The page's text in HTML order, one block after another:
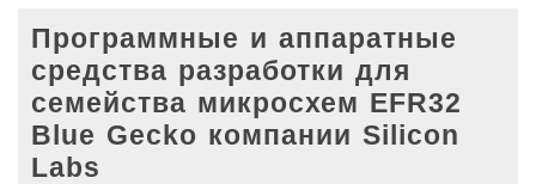
Программные и аппаратные
средства разработки для
семейства микросхем EFR32
Blue Gecko компании Silicon
Labs